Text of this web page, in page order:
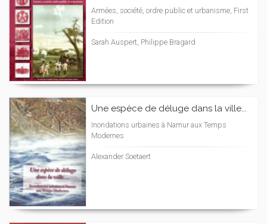
Armées, société, ordre public et urbanisme, First
Edition
Sarah Auspert, Philippe Bragard
Une espèce de déluge dans la ville...
Inondations urbaines à Namur aux Temps
Modernes
Alexander Soetaert